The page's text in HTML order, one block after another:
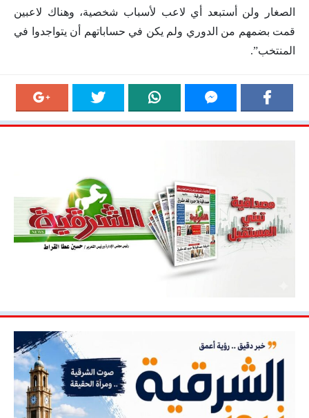
الصغار ولن أستبعد أي لاعب لأسباب شخصية، وهناك لاعبين
قمت بضمهم من الدوري ولم يكن في حساباتهم أن يتواجدوا في
المنتخب”.